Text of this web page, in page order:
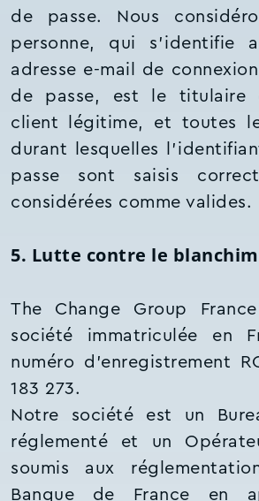
de passe. Nous
personne, qui s'identifie
adresse e-mail de
de passe, est le titulaire
client légitime, et toutes
durant lesquelles
passe sont saisis
considérées comme valides.
5. Lutte contre le
The Change Group
société immatriculée en
numéro d’enregistrement
183 273.
Notre société est un
réglementé et un
soumis aux
Banque de France en